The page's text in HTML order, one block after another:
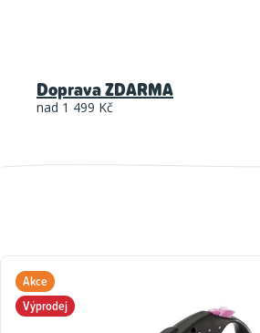
Akce
Výprodej
Doprava ZDARMA
nad 1 499 Kč